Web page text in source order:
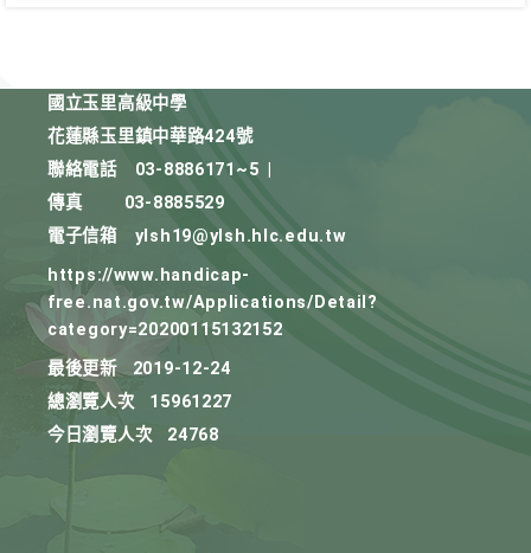
國立玉里高級中學
花蓮縣玉里鎮中華路424號
聯絡電話
03-8886171~5
傳真
03-8885529
電子信箱
ylsh19@ylsh.hlc.edu.tw
https://www.handicap-
free.nat.gov.tw/Applications/Detail?
category=20200115132152
最後更新
2019-12-24
總瀏覽人次
15961227
今日瀏覽人次
24768